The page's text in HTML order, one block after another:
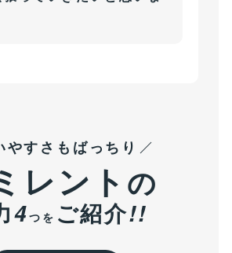
やすさもばっちり
レント の
4つを ご紹介!!